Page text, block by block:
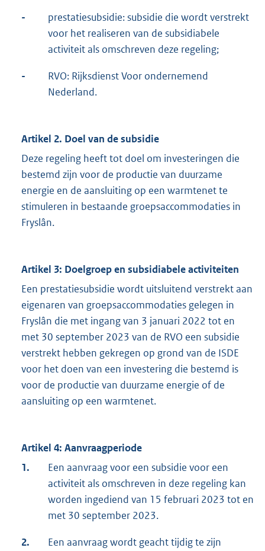
-
prestatiesubsidie: subsidie die wordt verstrekt
voor het realiseren van de subsidiabele
activiteit als omschreven deze regeling;
-
RVO: Rijksdienst Voor ondernemend
Nederland.
Artikel 2. Doel van de subsidie
Deze regeling heeft tot doel om investeringen die
bestemd zijn voor de productie van duurzame
energie en de aansluiting op een warmtenet te
stimuleren in bestaande groepsaccommodaties in
Fryslân.
Artikel 3: Doelgroep en subsidiabele activiteiten
Een prestatiesubsidie wordt uitsluitend verstrekt aan
eigenaren van groepsaccommodaties gelegen in
Fryslân die met ingang van 3 januari 2022 tot en
met 30 september 2023 van de RVO een subsidie
verstrekt hebben gekregen op grond van de ISDE
voor het doen van een investering die bestemd is
voor de productie van duurzame energie of de
aansluiting op een warmtenet.
Artikel 4: Aanvraagperiode
1.
Een aanvraag voor een subsidie voor een
activiteit als omschreven in deze regeling kan
worden ingediend van 15 februari 2023 tot en
met 30 september 2023.
2.
Een aanvraag wordt geacht tijdig te zijn